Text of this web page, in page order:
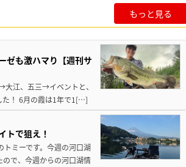
もっと見る
ゼも激ハマり【週刊サ
江、五三→イベントと、
た！ 6月の霞は1年で1[…]
トで狙え！
ミーです。今週の河口湖
で、今週からの河口湖情